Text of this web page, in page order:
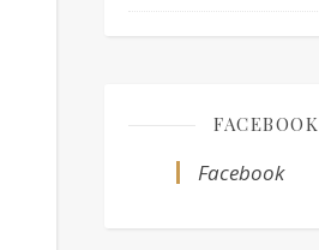
FACEBOOK
Facebook